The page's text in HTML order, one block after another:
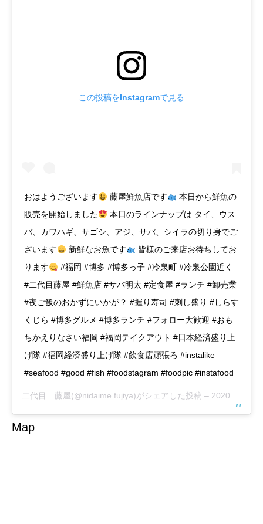
この投稿をInstagramで見る
おはようございます 藤屋鮮魚店です
本日から鮮魚の
販売を開始しました
本日のラインナップは タイ、ウス
バ、カワハギ、サゴシ、アジ、サバ、シイラの切り身でご
ざいます
新鮮なお魚です
皆様のご来店お待ちしてお
ります
#福岡 #博多 #博多っ子 #冷泉町 #冷泉公園近く
#二代目藤屋 #鮮魚店 #サバ明太 #定食屋 #ランチ #卸売業
#夜ご飯のおかずにいかが？ #握り寿司 #刺し盛り #しらす
くじら #博多グルメ #博多ランチ #フォロー大歓迎 #おも
ちかえりなさい福岡 #福岡テイクアウト #日本経済盛り上
げ隊 #福岡経済盛り上げ隊 #飲食店頑張ろ #instalike
#seafood #good #fish #foodstagram #foodpic #instafood
二代目 藤屋(@nidaime.fujiya)がシェアした投稿 – 2020年10月月16日午後7時43分PDT
Map